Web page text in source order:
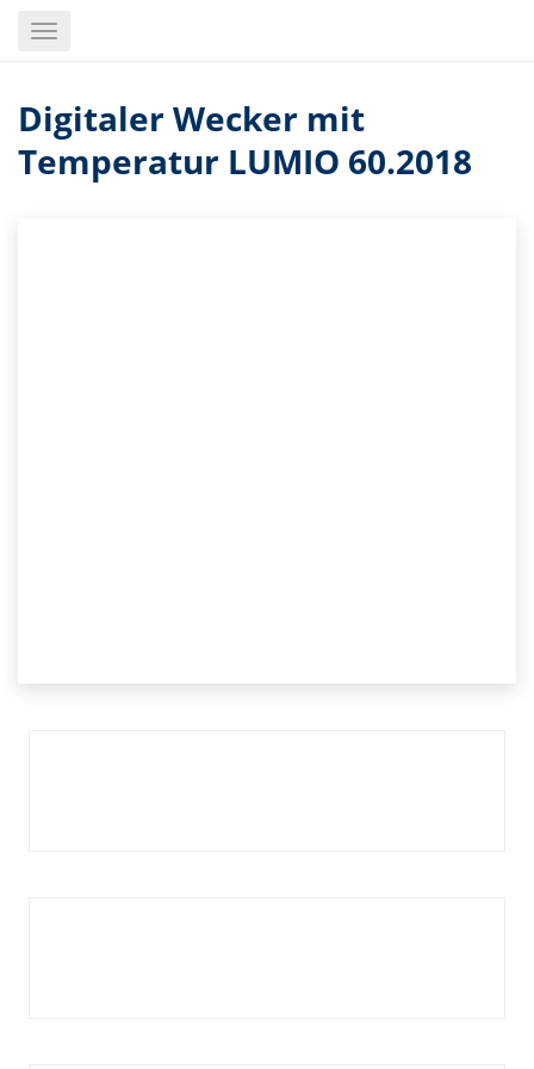
Toggle
Digitaler Wecker mit
Temperatur LUMIO 60.2018